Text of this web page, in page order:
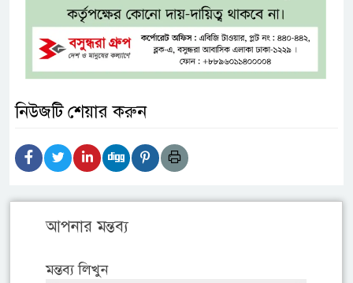
নিউজটি শেয়ার করুন
আপনার মন্তব্য
মন্তব্য লিখুন